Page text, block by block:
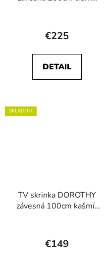
hodnotenie
je
3,0
€225
DETAIL
SKLADOM
TV skrinka DOROTHY
závesná 100cm kašmír
hodnotenie
€149